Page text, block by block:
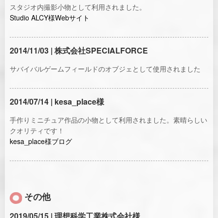
スタジオ内撮影小物として利用されました。
Studio ALCY様Webサイト
2014/11/03 | 株式会社SPECIALFORCE
サバイバルゲームフィールドのオブジェとして使用されました
2014/07/14 | kesa_place様
手作りミニチュア作品の小物として利用されました。素晴らしい
クオリティです！
kesa_place様ブログ
その他